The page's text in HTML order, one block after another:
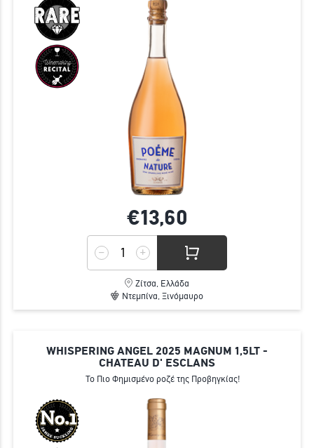
€13,60
Ζίτσα, Ελλάδα
Ντεμπίνα, Ξινόμαυρο
WHISPERING ANGEL 2025 MAGNUM 1,5LT -
CHATEAU D' ESCLANS
Το Πιο Φημισμένο ροζέ της Προβηγκίας!